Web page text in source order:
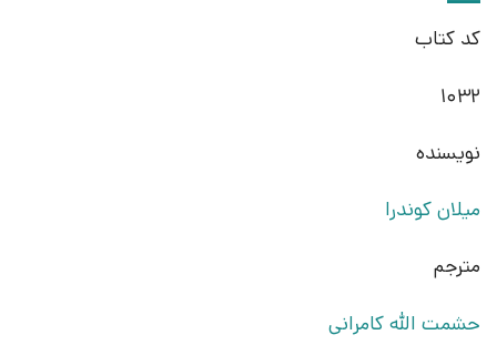
کد کتاب
1032
نویسنده
میلان کوندرا
مترجم
حشمت الله کامرانی